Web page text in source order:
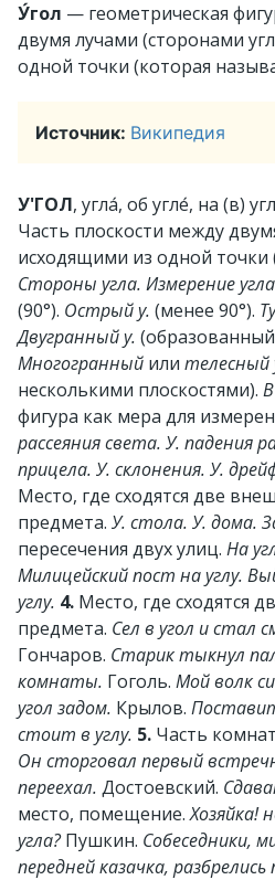
У́гол — геометрическая
двумя лучами (сторонами
одной точки (которая
Источник: Википедия
У'ГОЛ, угла́, об угле́, на (в)
Часть плоскости между
исходящими из одной точки
Стороны угла. Измерение
(90°). Острый у. (менее 90°).
Двугранный у.
Многогранный или телесный
несколькими плоскостями).
фигура как мера для
рассеяния света. У. падения
прицела. У. склонения. У.
Место, где сходятся две
предмета. У. стола. У. дома.
пересечения двух улиц. На
Милицейский пост на углу.
углу. 4. Место, где сходятся
предмета. Сел в угол и стал
Гончаров. Старик тыкнул
комнаты. Гоголь. Мой волк
угол задом. Крылов.
стоит в углу. 5. Часть
Он сторговал первый
переехал. Достоевский.
место, помещение. Хозяйка!
угла?Пушкин. Собеседники,
передней казачка, разбрелись